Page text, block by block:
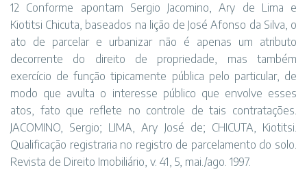
12 Conforme apontam Sergio Jacomino, Ary de Lima e
Kiotitsi Chicuta, baseados na lição de José Afonso da Silva, o
ato de parcelar e urbanizar não é apenas um atributo
decorrente do direito de propriedade, mas também
exercício de função tipicamente pública pelo particular, de
modo que avulta o interesse público que envolve esses
atos, fato que reflete no controle de tais contratações.
JACOMINO, Sergio; LIMA, Ary José de; CHICUTA, Kiotitsi.
Qualificação registraria no registro de parcelamento do solo.
Revista de Direito Imobiliário, v. 41, 5, mai./ago. 1997.